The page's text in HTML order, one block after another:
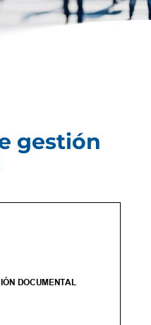
gestión